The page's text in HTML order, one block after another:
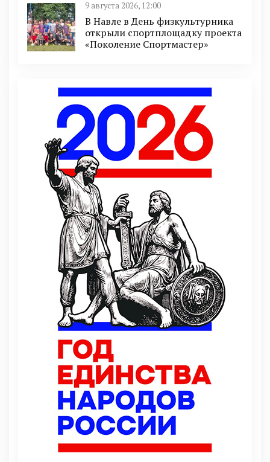
9 августа 2026, 12:00
В Навле в День физкультурника
открыли спортплощадку проекта
«Поколение Спортмастер»